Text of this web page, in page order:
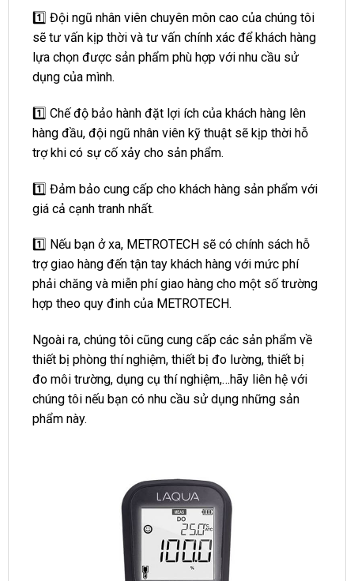
1️⃣ Đội ngũ nhân viên chuyên môn cao của chúng tôi
sẽ tư vấn kịp thời và tư vấn chính xác để khách hàng
lựa chọn được sản phẩm phù hợp với nhu cầu sử
dụng của mình.
1️⃣ Chế độ bảo hành đặt lợi ích của khách hàng lên
hàng đầu, đội ngũ nhân viên kỹ thuật sẽ kịp thời hỗ
trợ khi có sự cố xảy cho sản phẩm.
1️⃣ Đảm bảo cung cấp cho khách hàng sản phẩm với
giá cả cạnh tranh nhất.
1️⃣ Nếu bạn ở xa, METROTECH sẽ có chính sách hỗ
trợ giao hàng đến tận tay khách hàng với mức phí
phải chăng và miễn phí giao hàng cho một số trường
hợp theo quy đinh của METROTECH.
Ngoài ra, chúng tôi cũng cung cấp các sản phẩm về
thiết bị phòng thí nghiệm, thiết bị đo lường, thiết bị
đo môi trường, dụng cụ thí nghiệm,…hãy liên hệ với
chúng tôi nếu bạn có nhu cầu sử dụng những sản
phẩm này.